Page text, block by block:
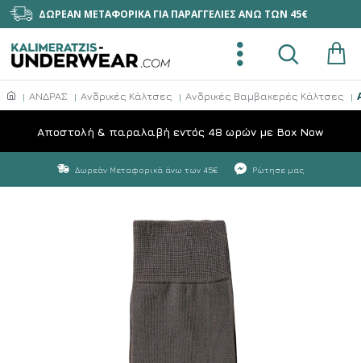
ΔΩΡΕΑΝ ΜΕΤΑΦΟΡΙΚΑ ΓΙΑ ΠΑΡΑΓΓΕΛΙΕΣ ΑΝΩ ΤΩΝ 45€
ΑΝΔΡΑΣ Ανδρικές Κάλτσες Ανδρικές Βαμβακερές Κάλτσες
Aποστολή & παραλαβή εντός 48 ωρών με Box Now
Δωρεάν Μεταφορικά άνω των 45€ Ρώτησε μας